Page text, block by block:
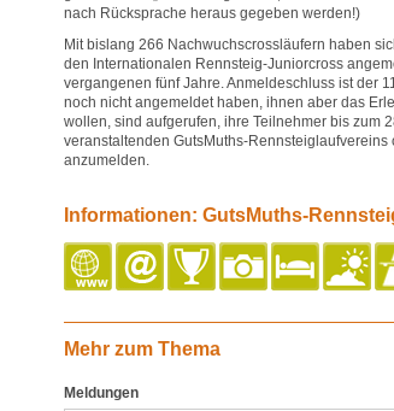
nach Rücksprache heraus gegeben werden!)
Mit bislang 266 Nachwuchscrossläufern haben
den Internationalen Rennsteig-Juniorcross
vergangenen fünf Jahre. Anmeldeschluss ist der
noch nicht angemeldet haben, ihnen aber das
wollen, sind aufgerufen, ihre Teilnehmer bis zum
veranstaltenden GutsMuths-
anzumelden.
Informationen: GutsMuths-
Mehr zum Thema
Meldungen